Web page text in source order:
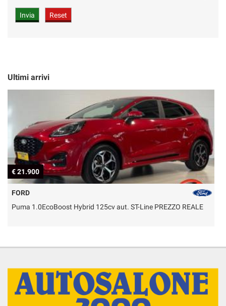
Ultimi arrivi
€ 21.900
FORD
Puma 1.0EcoBoost Hybrid 125cv aut. ST-Line PREZZO REALE